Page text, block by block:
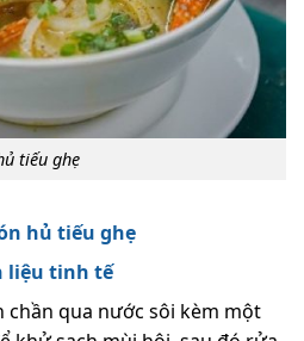
tiếu ghẹ
hủ tiếu ghẹ
liệu tinh tế
chần qua nước sôi kèm một